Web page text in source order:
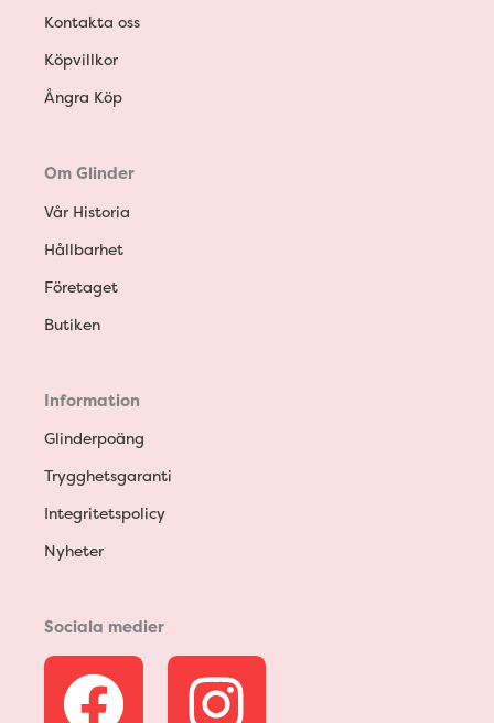
Kontakta oss
Köpvillkor
Ångra Köp
Om Glinder
Vår Historia
Hållbarhet
Företaget
Butiken
Information
Glinderpoäng
Trygghetsgaranti
Integritetspolicy
Nyheter
Sociala medier
F I